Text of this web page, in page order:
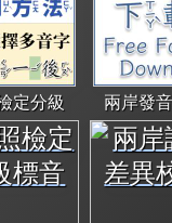
定分級 兩岸發